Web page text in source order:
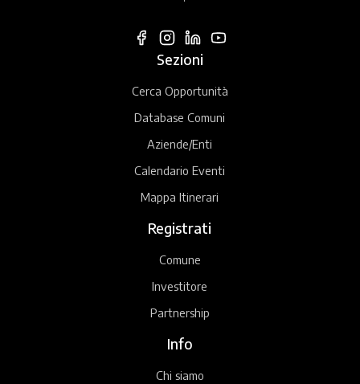
Sezioni
Cerca Opportunità
Database Comuni
Aziende/Enti
Calendario Eventi
Mappa Itinerari
Registrati
Comune
Investitore
Partnership
Info
Chi siamo